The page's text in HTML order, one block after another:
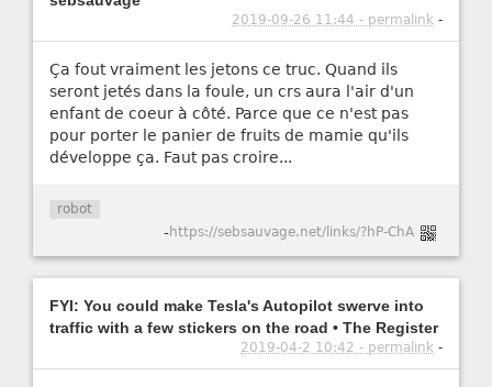
2019-09-26 11:44 - permalink -
Ça fout vraiment les jetons ce truc. Quand ils
seront jetés dans la foule, un crs aura l'air d'un
enfant de coeur à côté. Parce que ce n'est pas
pour porter le panier de fruits de mamie qu'ils
développe ça. Faut pas croire...
robot
-https://sebsauvage.net/links/?hP-ChA
FYI: You could make Tesla's Autopilot swerve into
traffic with a few stickers on the road • The Register
2019-04-2 10:42 - permalink -